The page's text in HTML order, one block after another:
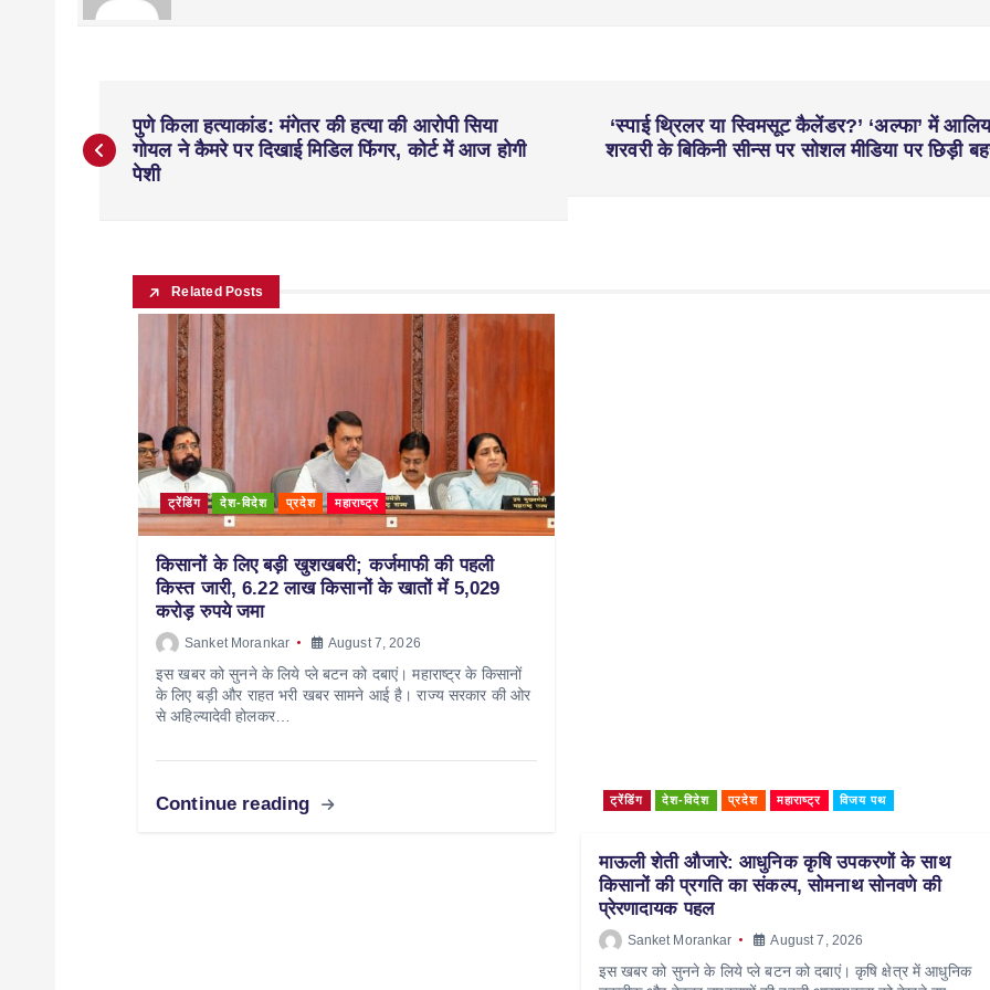
पुणे किला हत्याकांड: मंगेतर की हत्या की आरोपी सिया
गोयल ने कैमरे पर दिखाई मिडिल फिंगर, कोर्ट में आज होगी
पेशी
‘स्पाई थ्रिलर या स्विमसूट कैलेंडर?’ ‘अल्फा’ में
शरवरी के बिकिनी सीन्स पर सोशल मीडिया पर छिड़ी
Related Posts
ट्रेंडिंग देश-विदेश प्रदेश महाराष्ट्र
किसानों के लिए बड़ी खुशखबरी; कर्जमाफी की पहली
किस्त जारी, 6.22 लाख किसानों के खातों में 5,029
करोड़ रुपये जमा
Sanket Morankar August 7, 2026
इस खबर को सुनने के लिये प्ले बटन को दबाएं। महाराष्ट्र के किसानों
के लिए बड़ी और राहत भरी खबर सामने आई है। राज्य सरकार की ओर
से अहिल्यादेवी होलकर…
Continue reading ट्रेंडिंग देश-विदेश प्रदेश महाराष्ट्र विजय पथ
माऊली शेती औजारे: आधुनिक कृषि उपकरणों के साथ
किसानों की प्रगति का संकल्प, सोमनाथ सोनवणे की
प्रेरणादायक पहल
Sanket Morankar August 7, 2026
इस खबर को सुनने के लिये प्ले बटन को दबाएं। कृषि क्षेत्र में आधुनिक